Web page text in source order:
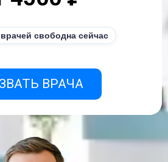
свободна сейчас
ВРАЧА